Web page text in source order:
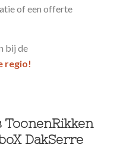
of een offerte
bij de
regio!
DakSerre